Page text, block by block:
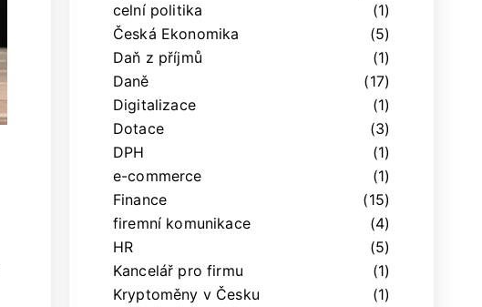
celní politika
(1)
Česká Ekonomika
(5)
Daň z příjmů
(1)
Daně
(17)
Digitalizace
(1)
Dotace
(3)
DPH
(1)
e-commerce
(1)
Finance
(15)
firemní komunikace
(4)
HR
(5)
Kancelář pro firmu
(1)
Kryptoměny v Česku
(1)